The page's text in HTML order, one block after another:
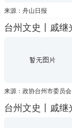
来源：舟山日报
台州文史丨戚继
来源：政协台州市委员会
台州文史丨戚继